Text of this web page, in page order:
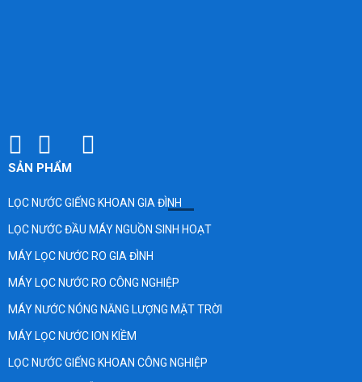
SẢN PHẨM
LỌC NƯỚC GIẾNG KHOAN GIA ĐÌNH
LỌC NƯỚC ĐẦU MÁY NGUỒN SINH HOẠT
MÁY LỌC NƯỚC RO GIA ĐÌNH
MÁY LỌC NƯỚC RO CÔNG NGHIỆP
MÁY NƯỚC NÓNG NĂNG LƯỢNG MẶT TRỜI
MÁY LỌC NƯỚC ION KIỀM
LỌC NƯỚC GIẾNG KHOAN CÔNG NGHIỆP